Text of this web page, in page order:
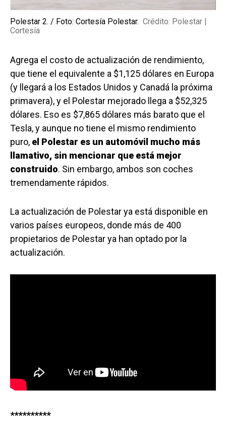
Polestar 2. / Foto: Cortesía Polestar. Crédito: Polestar |
Cortesía
Agrega el costo de actualización de rendimiento,
que tiene el equivalente a $1,125 dólares en Europa
(y llegará a los Estados Unidos y Canadá la próxima
primavera), y el Polestar mejorado llega a $52,325
dólares. Eso es $7,865 dólares más barato que el
Tesla, y aunque no tiene el mismo rendimiento
puro, el Polestar es un automóvil mucho más
llamativo, sin mencionar que está mejor
construido. Sin embargo, ambos son coches
tremendamente rápidos.
La actualización de Polestar ya está disponible en
varios países europeos, donde más de 400
propietarios de Polestar ya han optado por la
actualización.
**********